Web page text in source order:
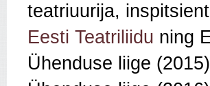
teatriuurija,
Eesti Teatriliidu ning
Ühenduse liige